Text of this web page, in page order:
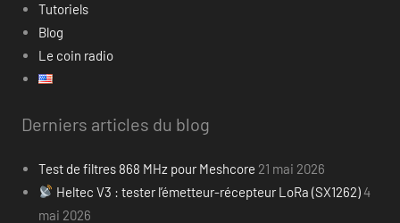
Tutoriels
Blog
Le coin radio
Derniers articles du blog
Test de filtres 868 MHz pour Meshcore 21 mai 2026
Heltec V3 : tester l’émetteur-récepteur LoRa (SX1262)4
mai 2026